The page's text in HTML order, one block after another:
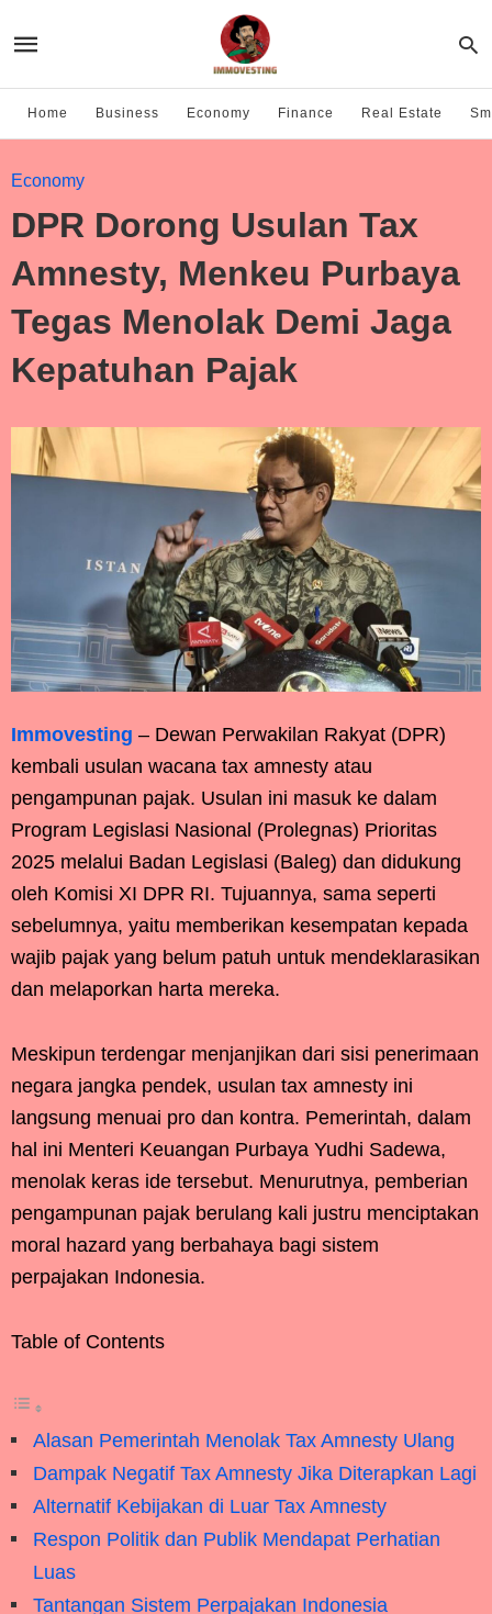
Home Business Economy Finance Real Estate
Economy
DPR Dorong Usulan Tax
Amnesty, Menkeu Purbaya
Tegas Menolak Demi Jaga
Kepatuhan Pajak
Immovesting – Dewan Perwakilan Rakyat (DPR)
kembali usulan wacana tax amnesty atau
pengampunan pajak. Usulan ini masuk ke dalam
Program Legislasi Nasional (Prolegnas) Prioritas
2025 melalui Badan Legislasi (Baleg) dan didukung
oleh Komisi XI DPR RI. Tujuannya, sama seperti
sebelumnya, yaitu memberikan kesempatan kepada
wajib pajak yang belum patuh untuk mendeklarasikan
dan melaporkan harta mereka.
Meskipun terdengar menjanjikan dari sisi penerimaan
negara jangka pendek, usulan tax amnesty ini
langsung menuai pro dan kontra. Pemerintah, dalam
hal ini Menteri Keuangan Purbaya Yudhi Sadewa,
menolak keras ide tersebut. Menurutnya, pemberian
pengampunan pajak berulang kali justru menciptakan
moral hazard yang berbahaya bagi sistem
perpajakan Indonesia.
Table of Contents
Alasan Pemerintah Menolak Tax Amnesty Ulang
Dampak Negatif Tax Amnesty Jika Diterapkan Lagi
Alternatif Kebijakan di Luar Tax Amnesty
Respon Politik dan Publik Mendapat Perhatian
Luas
Tantangan Sistem Perpajakan Indonesia